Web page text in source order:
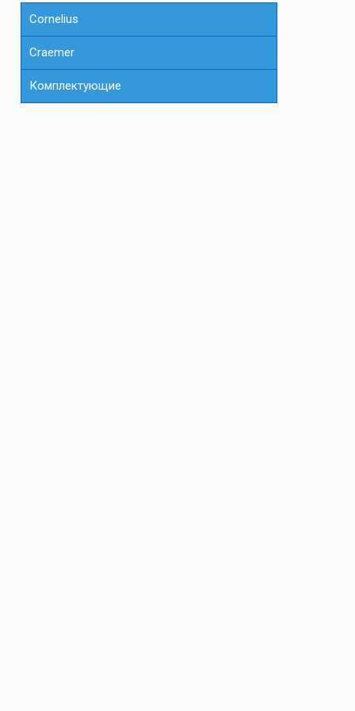
Cornelius
Сraemer
Комплектующие